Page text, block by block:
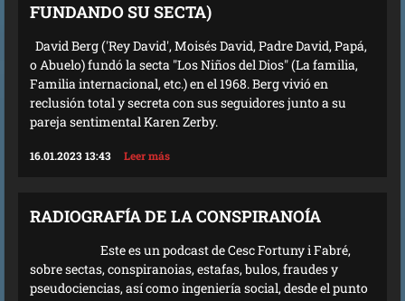
FUNDANDO SU SECTA)
David Berg ('Rey David', Moisés David, Padre David, Papá,
o Abuelo) fundó la secta "Los Niños del Dios" (La familia,
Familia internacional, etc.) en el 1968. Berg vivió en
reclusión total y secreta con sus seguidores junto a su
pareja sentimental Karen Zerby.
16.01.2023 13:43 Leer más
RADIOGRAFÍA DE LA CONSPIRANOÍA
Este es un podcast de Cesc Fortuny i Fabré,
sobre sectas, conspiranoias, estafas, bulos, fraudes y
pseudociencias, así como ingeniería social, desde el punto